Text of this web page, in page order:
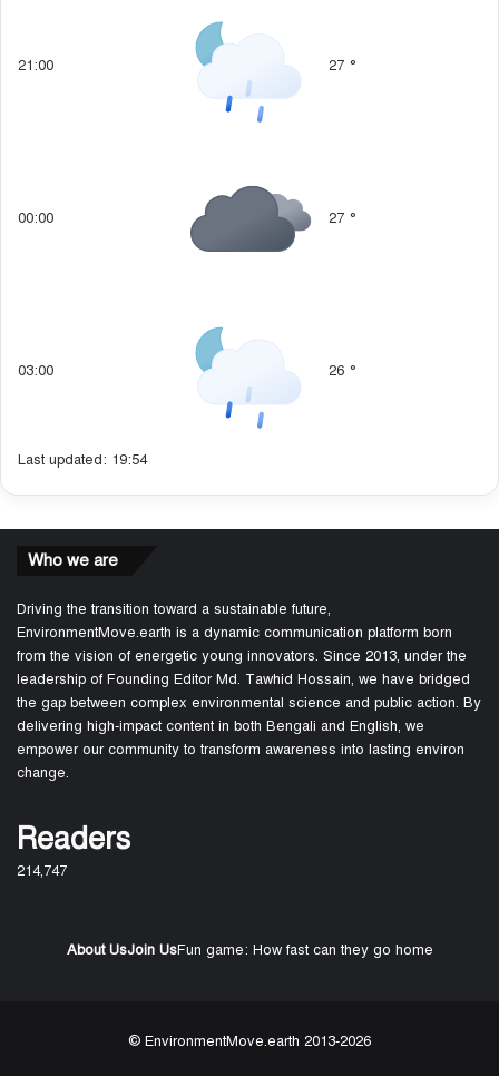
21:00 27 °
00:00 27 °
03:00 26 °
Last updated: 19:54
Who we are
Driving the transition toward a sustainable future,
EnvironmentMove.earth is a dynamic communication platform born
from the vision of energetic young innovators. Since 2013, under the
leadership of Founding Editor Md. Tawhid Hossain, we have bridged
the gap between complex environmental science and public action. By
delivering high-impact content in both Bengali and English, we
empower our community to transform awareness into lasting environ
change.
Readers
214,747
About UsJoin UsFun game: How fast can they go home
© EnvironmentMove.earth 2013-2026